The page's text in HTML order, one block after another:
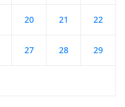
20 21 22
27 28 29